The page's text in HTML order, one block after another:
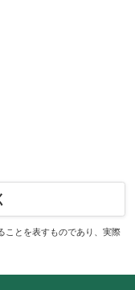
ことを表すものであり、実際